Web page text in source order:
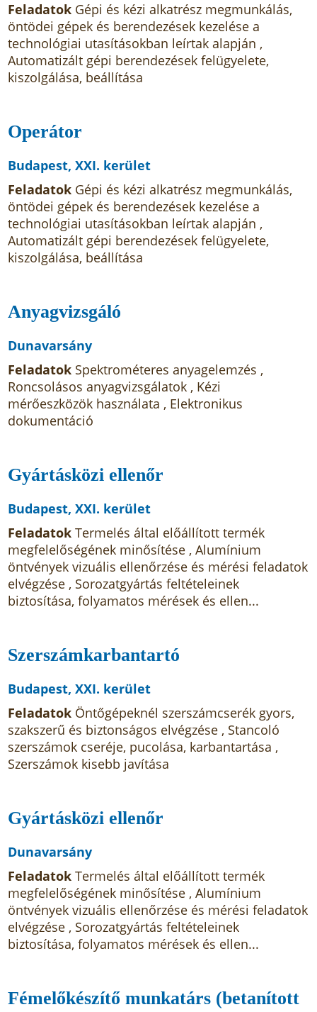
Feladatok Gépi és kézi alkatrész megmunkálás,
öntödei gépek és berendezések kezelése a
technológiai utasításokban leírtak alapján ,
Automatizált gépi berendezések felügyelete,
kiszolgálása, beállítása
Operátor
Budapest, XXI. kerület
Feladatok Gépi és kézi alkatrész megmunkálás,
öntödei gépek és berendezések kezelése a
technológiai utasításokban leírtak alapján ,
Automatizált gépi berendezések felügyelete,
kiszolgálása, beállítása
Anyagvizsgáló
Dunavarsány
Feladatok Spektrométeres anyagelemzés ,
Roncsolásos anyagvizsgálatok , Kézi
mérőeszközök használata , Elektronikus
dokumentáció
Gyártásközi ellenőr
Budapest, XXI. kerület
FeladatokTermelés által előállított termék
megfelelőségének minősítése , Alumínium
öntvények vizuális ellenőrzése és mérési feladatok
elvégzése , Sorozatgyártás feltételeinek
biztosítása, folyamatos mérések és ellen...
Szerszámkarbantartó
Budapest, XXI. kerület
Feladatok Öntőgépeknél szerszámcserék gyors,
szakszerű és biztonságos elvégzése , Stancoló
szerszámok cseréje, pucolása, karbantartása ,
Szerszámok kisebb javítása
Gyártásközi ellenőr
Dunavarsány
FeladatokTermelés által előállított termék
megfelelőségének minősítése , Alumínium
öntvények vizuális ellenőrzése és mérési feladatok
elvégzése , Sorozatgyártás feltételeinek
biztosítása, folyamatos mérések és ellen...
Fémelőkészítő munkatárs (betanított